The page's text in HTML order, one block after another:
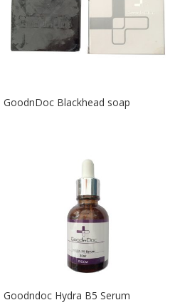
GoodnDoc Blackhead soap
Goodndoc Hydra B5 Serum